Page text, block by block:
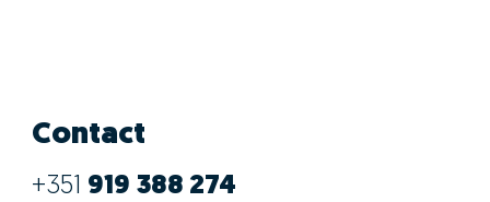
Contact
+351 919 388 274